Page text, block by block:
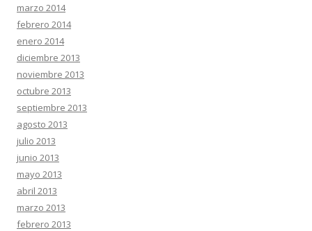
marzo 2014
febrero 2014
enero 2014
diciembre 2013
noviembre 2013
octubre 2013
septiembre 2013
agosto 2013
julio 2013
junio 2013
mayo 2013
abril 2013
marzo 2013
febrero 2013